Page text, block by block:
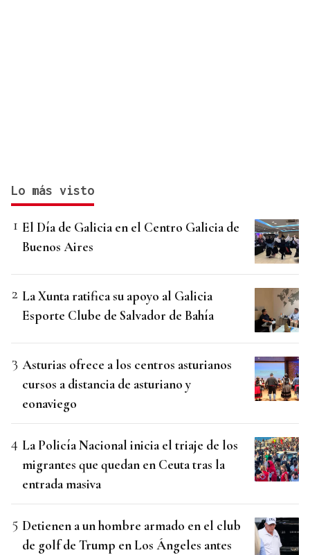
Lo más visto
El Día de Galicia en el Centro Galicia de
Buenos Aires
La Xunta ratifica su apoyo al Galicia
Esporte Clube de Salvador de Bahía
Asturias ofrece a los centros asturianos
cursos a distancia de asturiano y
eonaviego
La Policía Nacional inicia el triaje de los
migrantes que quedan en Ceuta tras la
entrada masiva
Detienen a un hombre armado en el club
de golf de Trump en Los Ángeles antes